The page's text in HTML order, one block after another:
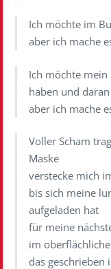
Ich möchte im
aber ich mache
Ich möchte
haben und
aber ich mache
Voller Scham
Maske
verstecke mich
bis sich meine
aufgeladen hat
für meine
im
das geschrieben